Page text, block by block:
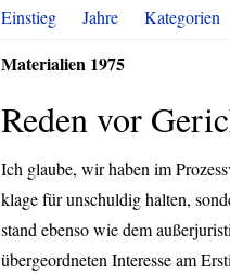
Einstieg Jahre Kategorien
Materialien 1975
Reden vor
Ich glaube, wir haben im
klage für unschuldig halten,
stand ebenso wie dem
übergeordneten Interesse am